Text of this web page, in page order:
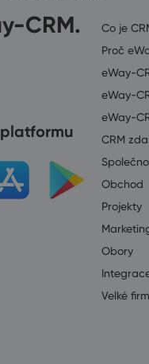
CRM.
Co je
Proč
eWay-
eWay-
eWay-
CRM
Obchod
Projekty
Obory
Velké